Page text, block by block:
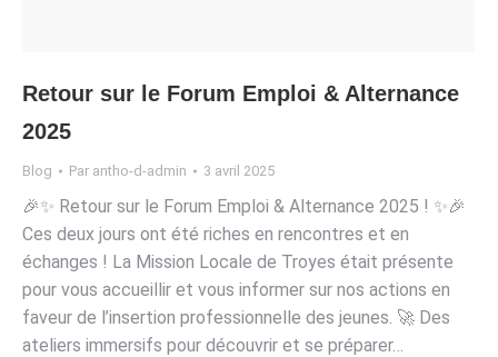
Retour sur le Forum Emploi & Alternance
2025
Blog Par antho-d-admin 3 avril 2025
🎉✨ Retour sur le Forum Emploi & Alternance 2025 ! ✨🎉
Ces deux jours ont été riches en rencontres et en
échanges ! La Mission Locale de Troyes était présente
pour vous accueillir et vous informer sur nos actions en
faveur de l’insertion professionnelle des jeunes. 🚀 Des
ateliers immersifs pour découvrir et se préparer…